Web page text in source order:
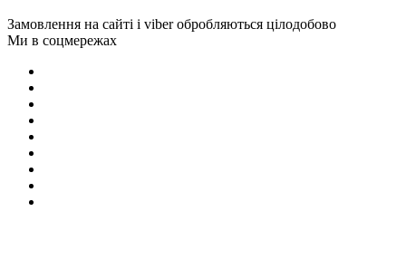
Замовлення на сайті і viber обробляються цілодобово
Ми в соцмережах